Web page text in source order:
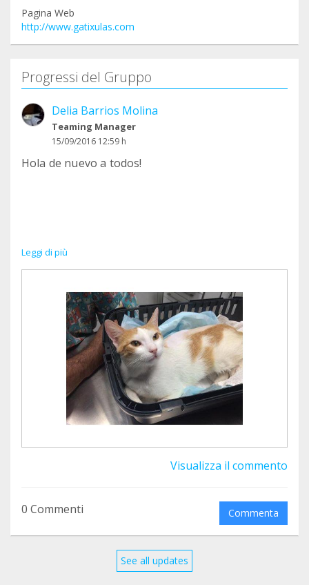
Pagina Web
http://www.gatixulas.com
Progressi del Gruppo
Delia Barrios Molina
Teaming Manager
15/09/2016 12:59 h
Hola de nuevo a todos!
Cómo supongo que sabéis, ésto es un no parar,
así que no hay mucho tiempo para las
actualizaciones.
Pero poco a poco seguimos contando nuestros
El siguiente caso en el que nos vimos
Leggi di più
Visualizza il commento
0 Commenti Commenta
See all updates